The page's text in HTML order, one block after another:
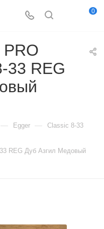
0
33 REG
— Egger — Classic 8-33
REG Дуб Азгил Медовый